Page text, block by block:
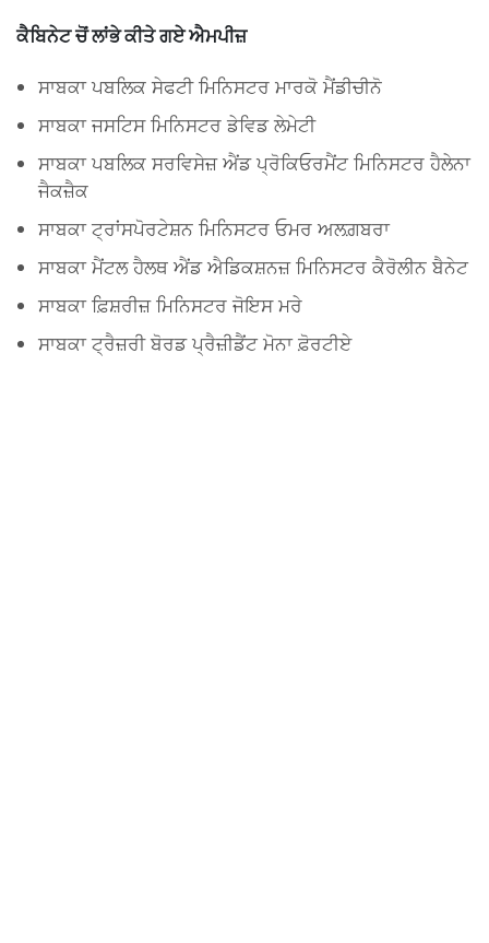
ਕੈਬਿਨੇਟ ਚੋਂ ਲਾਂਭੇ ਕੀਤੇ ਗਏ ਐਮਪੀਜ਼
ਸਾਬਕਾ ਪਬਲਿਕ ਸੇਫਟੀ ਮਿਨਿਸਟਰ ਮਾਰਕੋ ਮੈਂਡੀਚੀਨੋ
ਸਾਬਕਾ ਜਸਟਿਸ ਮਿਨਿਸਟਰ ਡੇਵਿਡ ਲੇਮੇਟੀ
ਸਾਬਕਾ ਪਬਲਿਕ ਸਰਵਿਸੇਜ਼ ਐਂਡ ਪ੍ਰੋਕਿਓਰਮੈਂਟ ਮਿਨਿਸਟਰ ਹੈਲੇਨਾ
ਜੈਕਜ਼ੈਕ
ਸਾਬਕਾ ਟ੍ਰਾਂਸਪੋਰਟੇਸ਼ਨ ਮਿਨਿਸਟਰ ਓਮਰ ਅਲਗ਼ਬਰਾ
ਸਾਬਕਾ ਮੈਂਟਲ ਹੈਲਥ ਐਂਡ ਐਡਿਕਸ਼ਨਜ਼ ਮਿਨਿਸਟਰ ਕੈਰੋਲੀਨ ਬੈਨੇਟ
ਸਾਬਕਾ ਫ਼ਿਸ਼ਰੀਜ਼ ਮਿਨਿਸਟਰ ਜੋਇਸ ਮਰੇ
ਸਾਬਕਾ ਟ੍ਰੈਜ਼ਰੀ ਬੋਰਡ ਪ੍ਰੈਜ਼ੀਡੈਂਟ ਮੋਨਾ ਫ਼ੋਰਟੀਏ